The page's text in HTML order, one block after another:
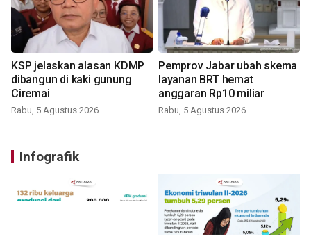
KSP jelaskan alasan KDMP
dibangun di kaki gunung
Ciremai
Rabu, 5 Agustus 2026
Pemprov Jabar ubah skema
layanan BRT hemat
anggaran Rp10 miliar
Rabu, 5 Agustus 2026
Infografik